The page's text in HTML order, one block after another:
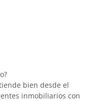
bien desde el
inmobiliarios con